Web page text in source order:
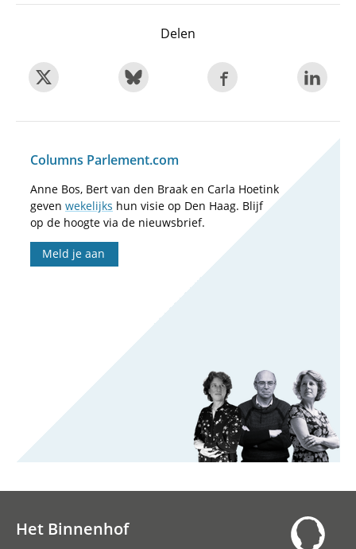
Delen
Columns Parlement.com
Anne Bos, Bert van den Braak en Carla Hoetink
geven wekelijks hun visie op Den Haag. Blijf
op de hoogte via de nieuwsbrief.
Meld je aan
Het Binnenhof